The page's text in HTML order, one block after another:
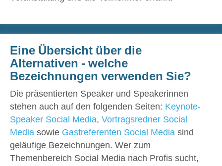
Eine Übersicht über die
Alternativen - welche
Bezeichnungen verwenden Sie?
Die präsentierten Speaker und Speakerinnen
stehen auch auf den folgenden Seiten: Keynote-
Speaker Social Media, Vortragsredner Social
Media sowie Gastreferenten Social Media sind
geläufige Bezeichnungen. Wer zum
Themenbereich Social Media nach Profis sucht,